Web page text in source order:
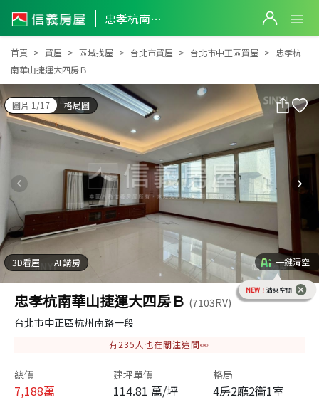
忠孝杭南華山捷運大四房Ｂ
忠孝杭南華山捷運大四房Ｂ
首頁 買屋 區域找屋 台北市買屋 台北市中正區買屋
忠孝杭
南華山捷運大四房Ｂ
圖片 1/17 格局圖
3D看屋 AI 講房 一鍵清空
NEW！ 清爽空間
忠孝杭南華山捷運大四房Ｂ (7103RV)
台北市中正區杭州南路一段
有235 人也在關注這間👀
總價
7,188萬
建坪單價
114.81 萬/坪
格局
4房2廳2衛1室